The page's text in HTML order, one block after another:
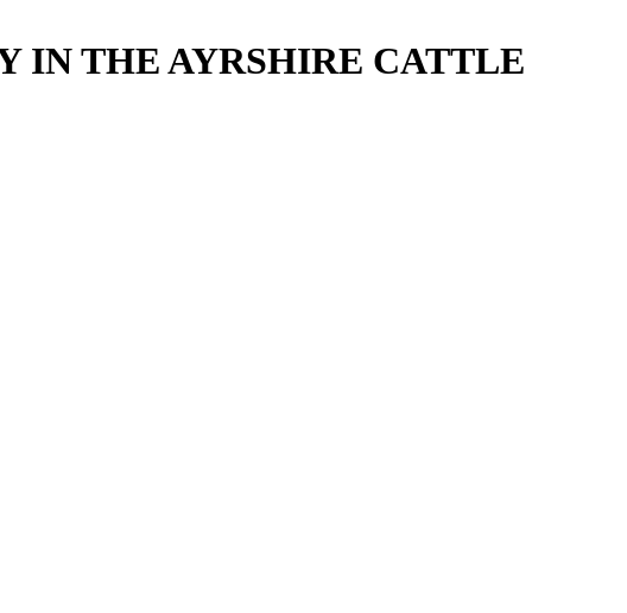
IN THE AYRSHIRE CATTLE